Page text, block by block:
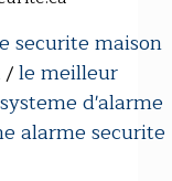
securite maison
/le meilleur
systeme d'alarme
alarme securite